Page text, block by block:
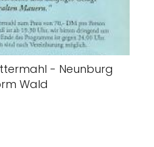
- Neunburg
Wald